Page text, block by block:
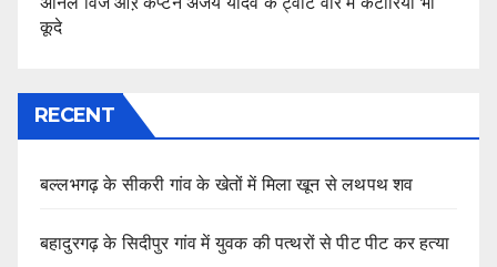
कूदे
RECENT
बल्लभगढ़ के सीकरी गांव के खेतों में मिला खून से लथपथ शव
बहादुरगढ़ के सिदीपुर गांव में युवक की पत्थरों से पीट पीट कर हत्या